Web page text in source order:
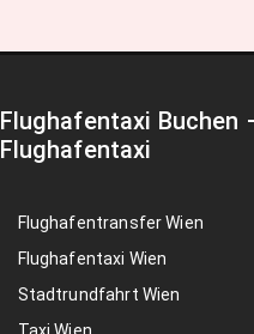
Flughafentaxi Buchen
Flughafentaxi
Flughafentransfer Wien
Flughafentaxi Wien
Stadtrundfahrt Wien